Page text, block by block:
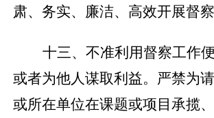
肃、务实、廉洁、高效开展督察
十三、不准利用督察工作
或者为他人谋取利益。严禁为
或所在单位在课题或项目承揽、